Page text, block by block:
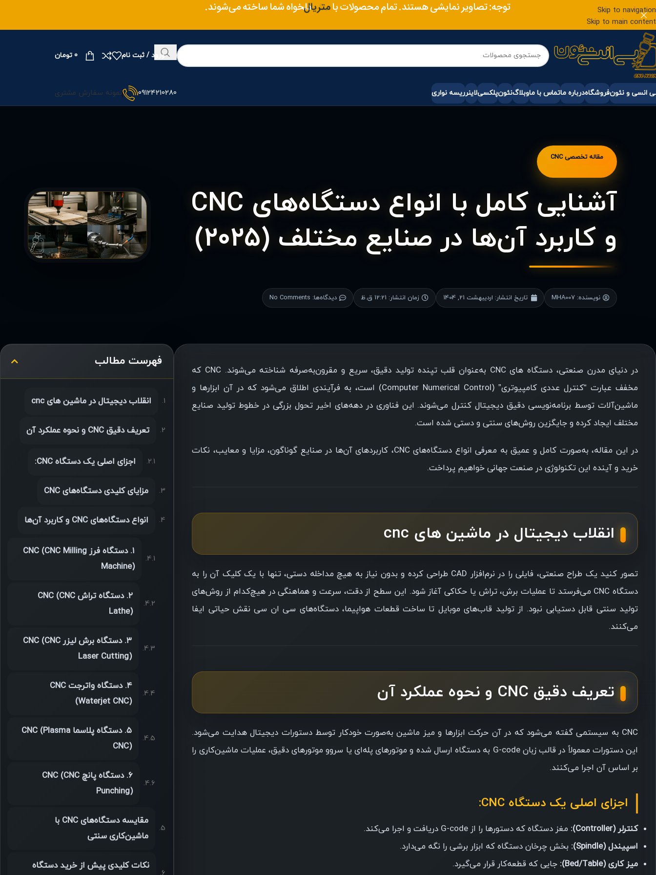
Skip to navigation
Skip to main content
توجه: تصاویر نمایشی هستند. تمام محصولات باسایز
رنگ دلخواه شما ساخته می‌شوند.
ورود / ثبت نام 0 تومان
انسی و نئونفروشگاهدرباره ماتماس با ماوبلاگنئونپلکسیلاینرریسه نواری 09124210280 نمونه سفارش مشتری
مقاله تخصصی CNC
آشنایی کامل با انواع دستگاه‌های CNC
و کاربرد آن‌ها در صنایع مختلف (2025)
نویسنده: تاریخ انتشار: اردیبهشت 21, 1404 زمان انتشار: 12:21 ق.ظ دیدگاه‌ها:
در دنیای مدرن صنعتی، دستگاه های CNC به‌عنوان قلب تپنده تولید دقیق، سریع و مقرون‌به‌صرفه شناخته می‌شوند. CNC که
مخفف عبارت “کنترل عددی کامپیوتری” (Computer Numerical Control) است، به فرآیندی اطلاق می‌شود که در آن ابزارها و
ماشین‌آلات توسط برنامه‌نویسی دقیق دیجیتال کنترل می‌شوند. این فناوری در دهه‌های اخیر تحول بزرگی در خطوط تولید صنایع
مختلف ایجاد کرده و جایگزین روش‌های سنتی و دستی شده است.
در این مقاله، به‌صورت کامل و عمیق به معرفی انواع دستگاه‌های CNC، کاربردهای آن‌ها در صنایع گوناگون، مزایا و معایب، نکات
خرید و آینده این تکنولوژی در صنعت جهانی خواهیم پرداخت.
انقلاب دیجیتال در ماشین های cnc
تصور کنید یک طراح صنعتی، فایلی را در نرم‌افزار CAD طراحی کرده و بدون نیاز به هیچ مداخله دستی، تنها با یک کلیک آن را به
دستگاه CNC می‌فرستد تا عملیات برش، تراش یا حکاکی آغاز شود. این سطح از دقت، سرعت و هماهنگی در هیچ‌کدام از روش‌های
تولید سنتی قابل دستیابی نبود. از تولید قاب‌های موبایل تا ساخت قطعات هواپیما، دستگاه‌های سی ان سی نقش حیاتی ایفا
می‌کنند.
تعریف دقیق CNC و نحوه عملکرد آن
CNC به سیستمی گفته می‌شود که در آن حرکت ابزارها و میز ماشین به‌صورت خودکار توسط دستورات دیجیتال هدایت می‌شود.
این دستورات معمولاً در قالب زبان G-code به دستگاه ارسال شده و موتورهای پله‌ای یا سروو موتورهای دقیق، عملیات ماشین‌کاری را
بر اساس آن اجرا می‌کنند.
اجزای اصلی یک دستگاه CNC:
کنترلر (Controller):
مغز دستگاه که دستورها را از G-code دریافت و اجرا می‌کند.
اسپیندل (Spindle):
بخش چرخان دستگاه که ابزار برشی را نگه می‌دارد.
میز کاری (Bed/Table):
جایی که قطعه‌کار قرار می‌گیرد.
فهرست مطالب
انقلاب دیجیتال در ماشین های cnc
تعریف دقیق CNC و نحوه عملکرد آن
اجزای اصلی یک دستگاه CNC:
مزایای کلیدی دستگاه‌های CNC
انواع دستگاه‌های CNC و کاربرد آن‌ها
۱. دستگاه فرز CNC (CNC Milling
Machine)
۲. دستگاه تراش CNC (CNC
Lathe)
۳. دستگاه برش لیزر CNC (CNC
Laser Cutting)
۴. دستگاه واترجت CNC
(Waterjet CNC)
۵. دستگاه پلاسما CNC (Plasma
CNC)
۶. دستگاه پانچ CNC (CNC
Punching)
مقایسه دستگاه‌های CNC با
ماشین‌کاری سنتی
نکات کلیدی پیش از خرید دستگاه